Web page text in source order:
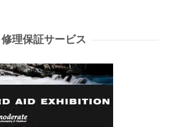
理保証サービス